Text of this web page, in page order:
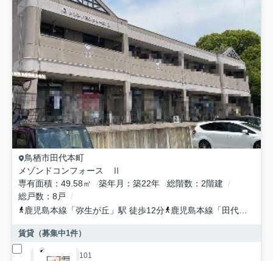
鳥栖市田代本町
メゾンドコンフォース Ⅱ
専有面積
49.58㎡ 築年月 築22年 総階数
2階建
総戸数
8戸
鹿児島本線 「弥生が丘 」駅 徒歩12分 鹿児島本線 「 田代
賃貸（募集中1件）
101